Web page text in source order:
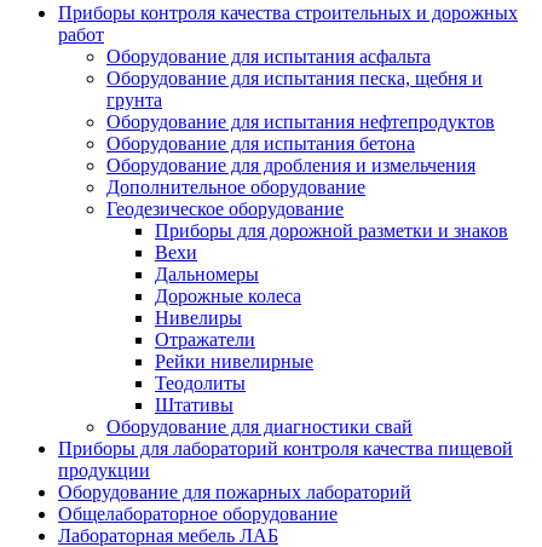
Приборы контроля качества строительных и дорожных
работ
Оборудование для испытания асфальта
Оборудование для испытания песка, щебня и
грунта
Оборудование для испытания нефтепродуктов
Оборудование для испытания бетона
Оборудование для дробления и измельчения
Дополнительное оборудование
Геодезическое оборудование
Приборы для дорожной разметки и знаков
Вехи
Дальномеры
Дорожные колеса
Нивелиры
Отражатели
Рейки нивелирные
Теодолиты
Штативы
Оборудование для диагностики свай
Приборы для лабораторий контроля качества пищевой
продукции
Оборудование для пожарных лабораторий
Общелабораторное оборудование
Лабораторная мебель ЛАБ